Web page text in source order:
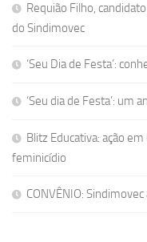
Requião Filho,
do Sindimovec
‘Seu Dia de Festa’:
‘Seu dia de Festa’: um
Blitz Educativa: ação
feminicídio
CONVÊNIO: